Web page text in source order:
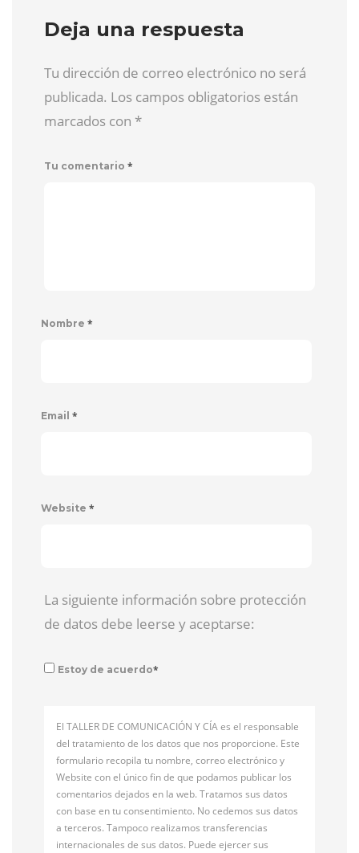
Deja una respuesta
Tu dirección de correo electrónico no será
publicada. Los campos obligatorios están
marcados con *
Tu comentario *
Nombre *
Email *
Website *
La siguiente información sobre protección
de datos debe leerse y aceptarse:
Estoy de acuerdo*
El TALLER DE COMUNICACIÓN Y CÍA es el responsable
del tratamiento de los datos que nos proporcione. Este
formulario recopila tu nombre, correo electrónico y
Website con el único fin de que podamos publicar los
comentarios dejados en la web. Tratamos sus datos
con base en tu consentimiento. No cedemos sus datos
a terceros. Tampoco realizamos transferencias
internacionales de sus datos. Puede ejercer sus